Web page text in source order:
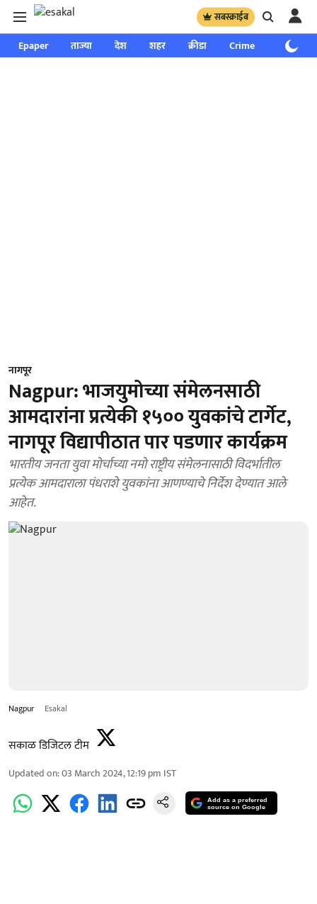
सबस्क्राईब
Epaper ताज्या देश शहर क्रीडा Crime साप्ताहिक
नागपूर
Nagpur: भाजयुमोच्या संमेलनसाठी
आमदारांना प्रत्येकी १५०० युवकांचे टार्गेट,
नागपूर विद्यापीठात पार पडणार कार्यक्रम
भारतीय जनता युवा मोर्चाच्या नमो राष्ट्रीय संमेलनासाठी विदर्भातील
प्रत्येक आमदाराला पंधराशे युवकांना आणण्याचे निर्देश देण्यात आले
आहेत.
Nagpur Esakal
सकाळ डिजिटल टीम
Updated on:03 March 2024, 12:19 pm IST
Add as a preferred
source on Google